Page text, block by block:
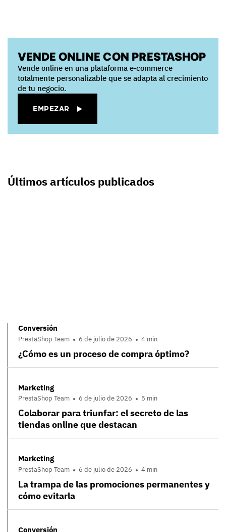
VENDE ONLINE CON PRESTASHOP
Vende online en una plataforma e‑commerce
totalmente personalizable que se adapta al crecimiento
de tu negocio.
EMPEZAR
Últimos artículos publicados
Conversión
PrestaShop Team 6 de julio de 2026 4 min
¿Cómo es un proceso de compra óptimo?
Marketing
PrestaShop Team 6 de julio de 2026 5 min
Colaborar para triunfar: el secreto de las
tiendas online que destacan
Marketing
PrestaShop Team 6 de julio de 2026 4 min
La trampa de las promociones permanentes y
cómo evitarla
Conversión